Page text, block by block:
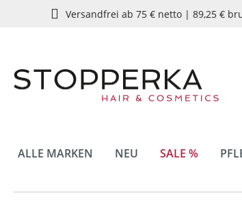
Zur Hauptnavigation springen
Versandfrei ab 75 € netto | 89,25 €
ALLE MARKEN NEU SALE %